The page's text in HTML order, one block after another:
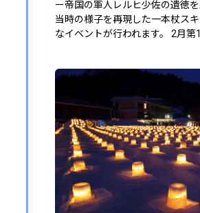
ー帝国の軍人レルヒ少佐の遺徳を
当時の様子を再現した一本杖ス
なイベントが行われます。 2月第